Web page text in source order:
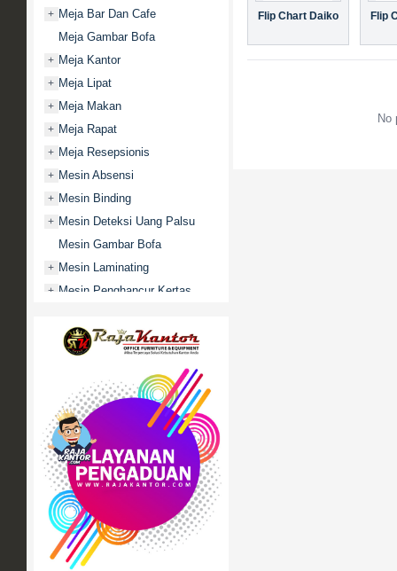
+ Meja Bar Dan Cafe
Meja Gambar Bofa
+ Meja Kantor
+ Meja Lipat
+ Meja Makan
+ Meja Rapat
+ Meja Resepsionis
+ Mesin Absensi
+ Mesin Binding
+ Mesin Deteksi Uang Palsu
Mesin Gambar Bofa
+ Mesin Laminating
+ Mesin Penghancur Kertas
Mobile File / Roll O Pack
Movitex
Paper Cutter
Partisi Kantor
Promo
+ Rak Serbaguna
+ Ranjang Besi
+ Sofa Kantor
+ Springbed
White Board / Papan Tulis
Flip Chart Daiko Flip
No